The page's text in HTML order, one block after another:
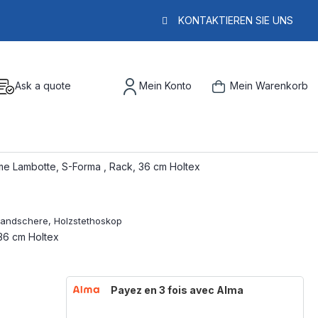
KONTAKTIEREN SIE UNS
Ask a quote Mein Konto Mein Warenkorb
Lambotte, S-Forma , Rack, 36 cm Holtex
cm Holtex
Payez en 3 fois avec Alma